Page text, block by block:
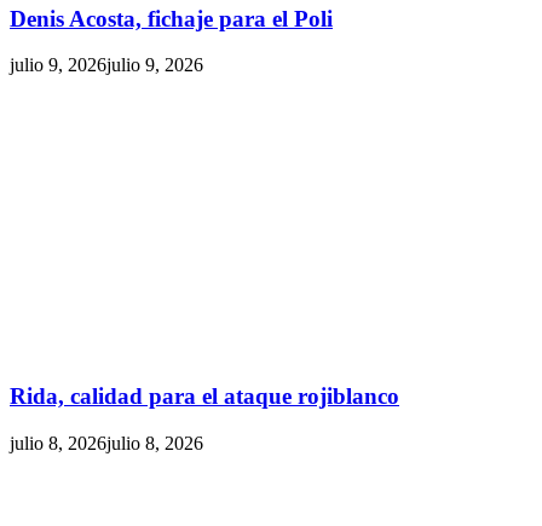
Denis Acosta, fichaje para el Poli
julio 9, 2026julio 9, 2026
Rida, calidad para el ataque rojiblanco
julio 8, 2026julio 8, 2026